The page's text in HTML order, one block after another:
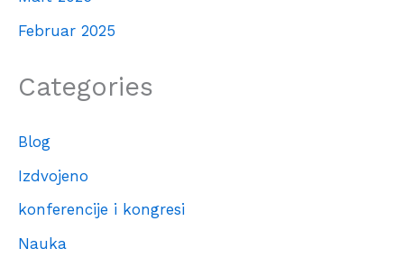
Februar 2025
Categories
Blog
Izdvojeno
konferencije i kongresi
Nauka